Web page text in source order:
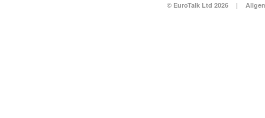
© EuroTalk Ltd 2026 |